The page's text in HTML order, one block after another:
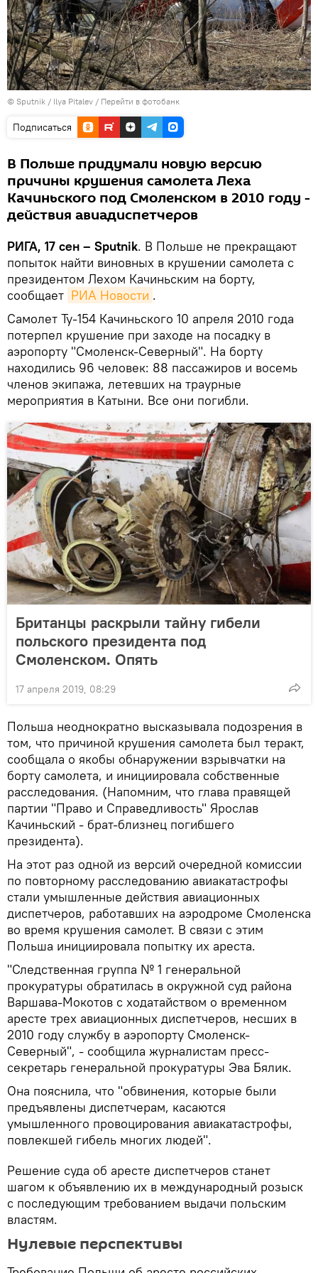
© Sputnik / Ilya Pitalev / Перейти в фотобанк
Подписаться
В Польше придумали новую версию
причины крушения самолета Леха
Качиньского под Смоленском в 2010 году -
действия авиадиспетчеров
РИГА, 17 сен – Sputnik. В Польше не прекращают
попыток найти виновных в крушении самолета с
президентом Лехом Качиньским на борту,
сообщает РИА Новости .
Самолет Ту-154 Качиньского 10 апреля 2010 года
потерпел крушение при заходе на посадку в
аэропорту "Смоленск-Северный". На борту
находились 96 человек: 88 пассажиров и восемь
членов экипажа, летевших на траурные
мероприятия в Катыни. Все они погибли.
Британцы раскрыли тайну гибели
польского президента под
Смоленском. Опять
17 апреля 2019, 08:29
Польша неоднократно высказывала подозрения в
том, что причиной крушения самолета был теракт,
сообщала о якобы обнаружении взрывчатки на
борту самолета, и инициировала собственные
расследования. (Напомним, что глава правящей
партии "Право и Справедливость" Ярослав
Качиньский - брат-близнец погибшего
президента).
На этот раз одной из версий очередной комиссии
по повторному расследованию авиакатастрофы
стали умышленные действия авиационных
диспетчеров, работавших на аэродроме Смоленска
во время крушения самолет. В связи с этим
Польша инициировала попытку их ареста.
"Следственная группа № 1 генеральной
прокуратуры обратилась в окружной суд района
Варшава-Мокотов с ходатайством о временном
аресте трех авиационных диспетчеров, несших в
2010 году службу в аэропорту Смоленск-
Северный", - сообщила журналистам пресс-
секретарь генеральной прокуратуры Эва Бялик.
Она пояснила, что "обвинения, которые были
предъявлены диспетчерам, касаются
умышленного провоцирования авиакатастрофы,
повлекшей гибель многих людей".
Решение суда об аресте диспетчеров станет
шагом к объявлению их в международный розыск
с последующим требованием выдачи польским
властям.
Нулевые перспективы